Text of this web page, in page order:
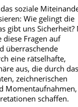
soziale
Wie gelingt die
gibt uns Sicherheit?
diese Fragen auf
überraschende
eine rätselhafte,
aus, die durch
zeichnerischen
schaffen.